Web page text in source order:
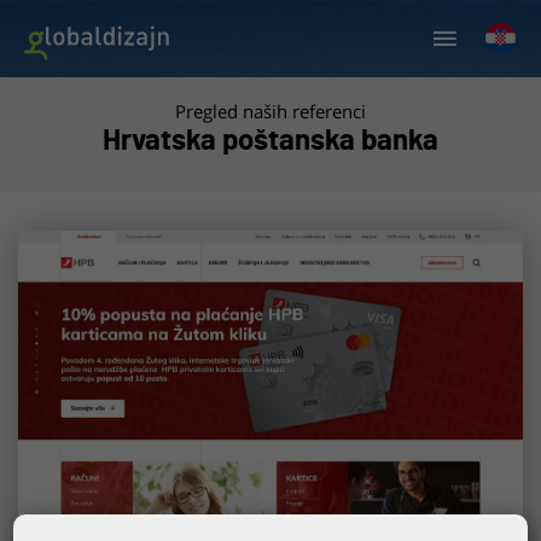
Pregled naših referenci
Hrvatska poštanska banka